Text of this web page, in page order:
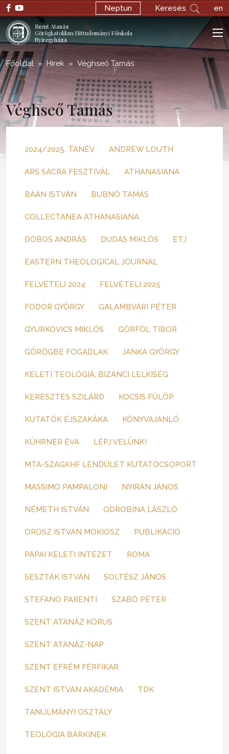
Neptun Keresés en
Szent Atanáz
Görögkatolikus Hittudományi Főiskola
Nyíregyháza
Főoldal Hírek Véghseő Tamás
Véghseő Tamás
2024/2025. TANÉV ANDREW LOUTH
ARS SACRA FESZTIVÁL ATHANASIANA
BAÁN ISTVÁN BUBNÓ TAMÁS
COLLECTANEA ATHANASIANA
DOBOS ANDRÁS DUDÁS MIKLÓS ETJ
EASTERN THEOLOGICAL JOURNAL
FELVÉTELI 2024 FELVÉTELI 2025
FODOR GYÖRGY GALAMBVÁRI PÉTER
GYURKOVICS MIKLÓS GÖRFÖL TIBOR
GÖRÖGBE FOGADLAK JANKA GYÖRGY
KELETI TEOLÓGIA, BIZÁNCI LELKISÉG
KERESZTES SZILÁRD KOCSIS FÜLÖP
KUTATÓK ÉJSZAKÁKA KÖNYVAJÁNLÓ
KÜHRNER ÉVA LÉPJ VELÜNK!
MTA-SZAGKHF LENDÜLET KUTATÓCSOPORT
MASSIMO PAMPALONI NYIRÁN JÁNOS
NÉMETH ISTVÁN ODROBINA LÁSZLÓ
OROSZ ISTVÁN MOKIOSZ PUBLIKÁCIÓ
PÁPAI KELETI INTÉZET RÓMA
SESZTÁK ISTVÁN SOLTÉSZ JÁNOS
STEFANO PARENTI SZABÓ PÉTER
SZENT ATANÁZ KÓRUS
SZENT ATANÁZ-NAP
SZENT EFRÉM FÉRFIKAR
SZENT ISTVÁN AKADÉMIA TDK
TANULMÁNYI OSZTÁLY
TEOLÓGIA BÁRKINEK